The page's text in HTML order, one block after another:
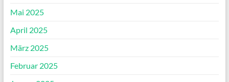
Mai 2025
April 2025
März 2025
Februar 2025